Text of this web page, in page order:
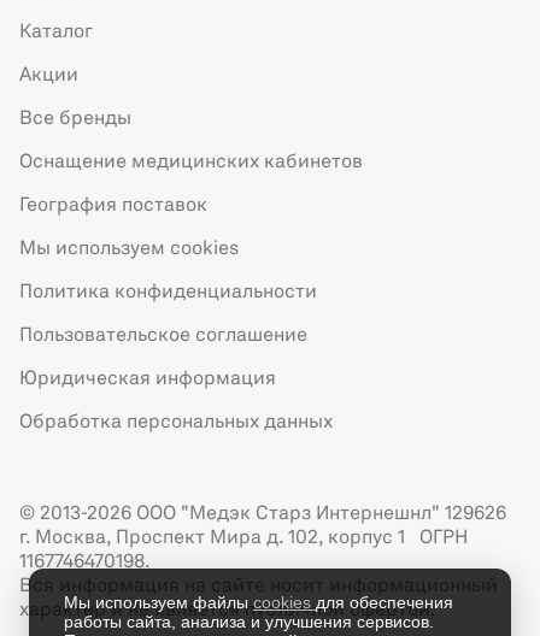
Каталог
Акции
Все бренды
Оснащение медицинских кабинетов
География поставок
Мы используем cookies
Политика конфиденциальности
Пользовательское соглашение
Юридическая информация
Обработка персональных данных
© 2013-2026 ООО "Медэк Старз Интернешнл" 129626
г. Москва, Проспект Мира д. 102, корпус 1 ОГРН
1167746470198.
Вся информация на сайте носит информационный
характер и не является публичной офертой.
Мы используем файлыcookies для обеспечения
работы сайта, анализа и улучшения сервисов.